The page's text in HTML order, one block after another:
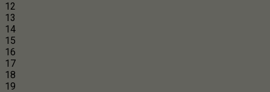
12
13
14
15
16
17
18
19